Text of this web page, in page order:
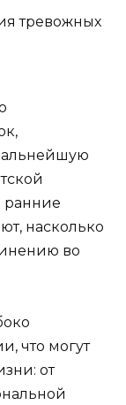
тревожных
ранние
насколько
во
что могут
от